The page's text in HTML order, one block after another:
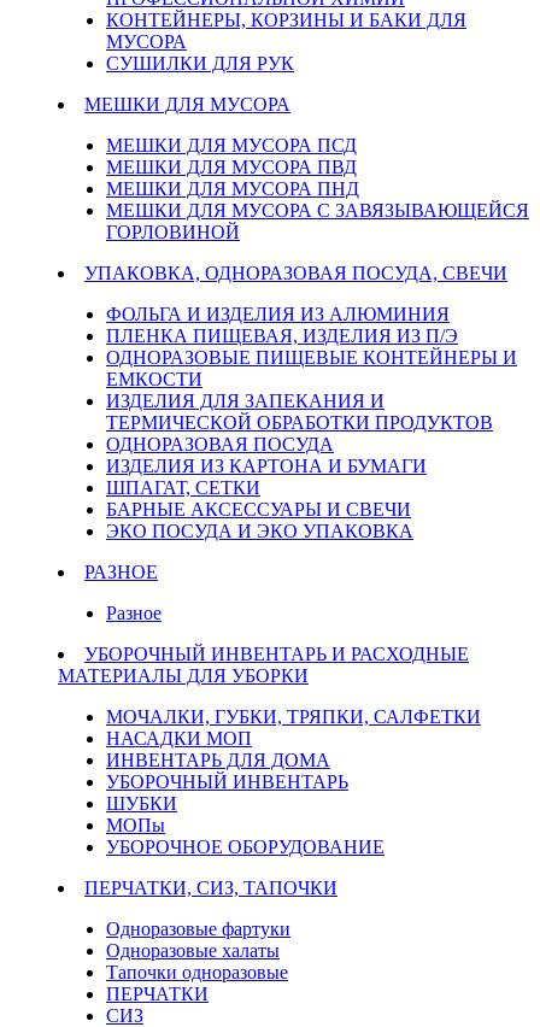
КОНТЕЙНЕРЫ, КОРЗИНЫ И БАКИ ДЛЯ
МУСОРА
СУШИЛКИ ДЛЯ РУК
МЕШКИ ДЛЯ МУСОРА
МЕШКИ ДЛЯ МУСОРА ПСД
МЕШКИ ДЛЯ МУСОРА ПВД
МЕШКИ ДЛЯ МУСОРА ПНД
МЕШКИ ДЛЯ МУСОРА С ЗАВЯЗЫВАЮЩЕЙСЯ
ГОРЛОВИНОЙ
УПАКОВКА, ОДНОРАЗОВАЯ ПОСУДА, СВЕЧИ
ФОЛЬГА И ИЗДЕЛИЯ ИЗ АЛЮМИНИЯ
ПЛЕНКА ПИЩЕВАЯ, ИЗДЕЛИЯ ИЗ П/Э
ОДНОРАЗОВЫЕ ПИЩЕВЫЕ КОНТЕЙНЕРЫ И
ЕМКОСТИ
ИЗДЕЛИЯ ДЛЯ ЗАПЕКАНИЯ И
ТЕРМИЧЕСКОЙ ОБРАБОТКИ ПРОДУКТОВ
ОДНОРАЗОВАЯ ПОСУДА
ИЗДЕЛИЯ ИЗ КАРТОНА И БУМАГИ
ШПАГАТ, СЕТКИ
БАРНЫЕ АКСЕССУАРЫ И СВЕЧИ
ЭКО ПОСУДА И ЭКО УПАКОВКА
РАЗНОЕ
Разное
УБОРОЧНЫЙ ИНВЕНТАРЬ И РАСХОДНЫЕ
МАТЕРИАЛЫ ДЛЯ УБОРКИ
МОЧАЛКИ, ГУБКИ, ТРЯПКИ, САЛФЕТКИ
НАСАДКИ МОП
ИНВЕНТАРЬ ДЛЯ ДОМА
УБОРОЧНЫЙ ИНВЕНТАРЬ
ШУБКИ
МОПы
УБОРОЧНОЕ ОБОРУДОВАНИЕ
ПЕРЧАТКИ, СИЗ, ТАПОЧКИ
Одноразовые фартуки
Одноразовые халаты
Тапочки одноразовые
ПЕРЧАТКИ
СИЗ